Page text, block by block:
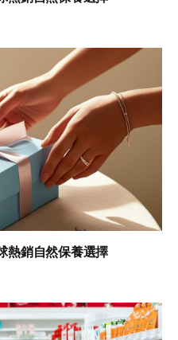
熱銷自然保養選擇